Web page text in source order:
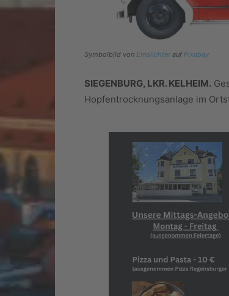
Symbolbild von Emslichter auf Pixabay
SIEGENBURG, LKR. KELHEIM.
Hopfentrocknungsanlage im